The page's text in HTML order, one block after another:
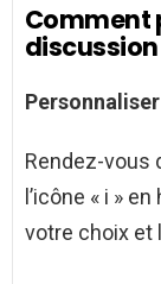
Comment
Personnaliser
Rendez-vous
l’icône « i »
votre choix et